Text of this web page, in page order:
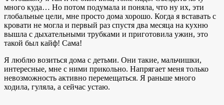
много куда… Но потом подумала и поняла, что ну их, эти
глобальные цели, мне просто дома хорошо. Когда я вставать с
кровати не могла и первый раз спустя два месяца на кухню
вышла с дыхательными трубками и приготовила ужин, это
такой был кайф! Сама!
Я люблю возиться дома с детьми. Они такие, мальчишки,
интересные, мне с ними прикольно. Напрягает меня только
невозможность активно перемещаться. Я раньше много
ходила, гуляла, а сейчас устаю.